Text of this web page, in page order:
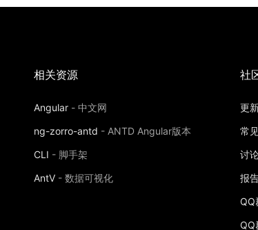
相关资源
Angular - 中文网
ng-zorro-antd - ANTD Angular版本
CLI - 脚手架
AntV - 数据可视化
社
更
常
讨
报